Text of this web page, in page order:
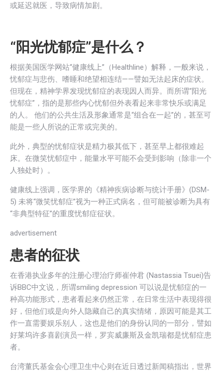
或延迟就医，导致病情加剧。
“阳光忧郁症”是什么？
根据美国医学网站“健康线上”（Healthline）解释，一般来说，
忧郁症与悲伤、嗜睡和绝望相连结——譬如无法起床的症状。
但现在，精神学界发现忧郁症的表现因人而异。而所谓“阳光
忧郁症”，指的是那些内心忧郁但外表看起来非常快乐或满足
的人。 他们的公共生活及形象通常是“组合在一起”的，甚至可
能是一些人所说的正常或完美的。
此外，典型的忧郁症状是精力极其低下，甚至早上都很难起
床。在微笑忧郁症中，能量水平可能不会受到影响（除非一个
人独处时）。
健康线上强调，医学界的《精神疾病诊断与统计手册》(DSM-
5) 未将“微笑忧郁症”视为一种正式病名，但可能被诊断为具有
“非典型特征”的重度忧郁症征状。
advertisement
患者的征状
在香港执业多年的注册心理治疗师崔仲君 (Nastassia Tsuei)告
诉BBC中文说，所谓smiling depression 可以说是忧郁症的一
种高功能形式，患者看起来仍然正常，在日常生活中表现得很
好，但他们或是向外人隐藏自己的真实情绪，原因可能是其工
作一直需要娱乐别人，这也是他们的身份认同的一部分，譬如
好莱坞许多喜剧演员一样，罗宾威廉斯及金凯瑞都是忧郁症患
者。
台湾董氏基金会心理卫生中心则在近日透过新闻稿指出，世界